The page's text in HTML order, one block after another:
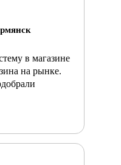
в магазине
на рынке.